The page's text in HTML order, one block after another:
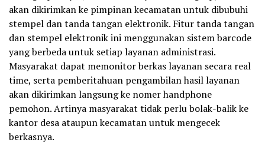
akan dikirimkan ke pimpinan kecamatan untuk dibubuhi
stempel dan tanda tangan elektronik. Fitur tanda tangan
dan stempel elektronik ini menggunakan sistem barcode
yang berbeda untuk setiap layanan administrasi.
Masyarakat dapat memonitor berkas layanan secara real
time, serta pemberitahuan pengambilan hasil layanan
akan dikirimkan langsung ke nomer handphone
pemohon. Artinya masyarakat tidak perlu bolak-balik ke
kantor desa ataupun kecamatan untuk mengecek
berkasnya.